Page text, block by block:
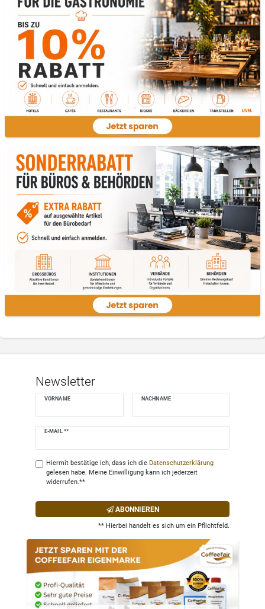
Newsletter
VORNAME NACHNAME
E-MAIL **
Newsletter
Hiermit bestätige ich, dass ich die Daten­schutz­erklärung
gelesen habe. Meine Einwilligung kann ich jederzeit
widerrufen.**
ABONNIEREN
** Hierbei handelt es sich um ein Pflichtfeld.